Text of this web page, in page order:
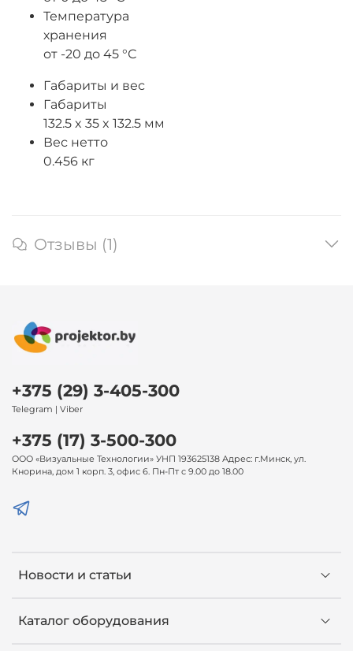
Температура
хранения
от -20 до 45 °С
Габариты и вес
Габариты
132.5 x 35 x 132.5 мм
Вес нетто
0.456 кг
Отзывы (1)
Новости и статьи
Каталог оборудования
+375 (29) 3-405-300
Telegram | Viber
+375 (17) 3-500-300
ООО «Визуальные Технологии» УНП 193625138 Адрес: г.Минск, ул.
Кнорина, дом 1 корп. 3, офис 6. Пн-Пт с 9.00 до 18.00